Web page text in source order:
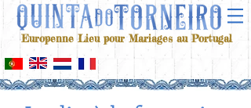
Europenne Lieu pour Mariages au Portugal